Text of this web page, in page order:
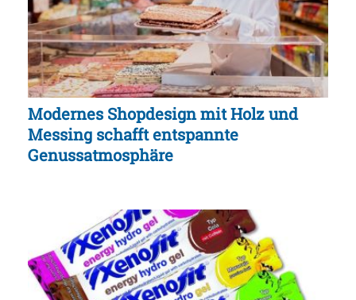
Modernes Shopdesign mit Holz und
Messing schafft entspannte
Genussatmosphäre